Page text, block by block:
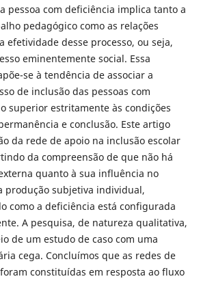
pessoa com deficiência implica tanto a
pedagógico como as relações
efetividade desse processo, ou seja,
eminentemente social. Essa
se à tendência de associar a
de inclusão das pessoas com
superior estritamente às condições
e conclusão. Este artigo
da rede de apoio na inclusão escolar
da compreensão de que não há
quanto à sua influência no
produção subjetiva individual,
como a deficiência está configurada
A pesquisa, de natureza qualitativa,
de um estudo de caso com uma
cega. Concluímos que as redes de
constituídas em resposta ao fluxo